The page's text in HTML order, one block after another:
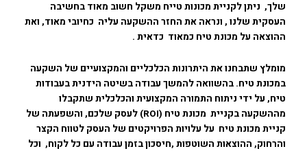
שלך, ניתן לקניית מכונות טייח משקל חשוב מאוד בחשיבה
העסקית שלנו , ונראה את החזר ההשקעה עליה כחיובי מאוד, ואת
ההוצאה על מכונת טיח כמאוד כדאית .
מומלץ שתבחנו את היתרונות הכלכליים והמקצועיים של השקעה
במכונת טיח. בהשוואה להמשך עבודה בשיטה הידנית בעבודות
טיח, על ידי ניתוח התמורה המקצועית והכלכלית שתקבלו
מההשקעה בקניית מכונת טיח (ROI) לעסק שלכם, והשפעתה של
קניית מכונת טיח על עלויות הפרויקטים של העסק לטווח הקצר
והרחוק, ההוצאות השוטפות ,חיסכון בזמן עבודה עם כל לקוח, וכל